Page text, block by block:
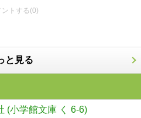
ントする(0)
と見る
(小学館文庫 く 6-6)